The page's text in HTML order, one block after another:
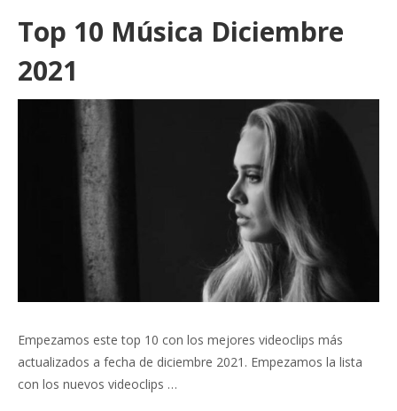
Top 10 Música Diciembre
2021
Empezamos este top 10 con los mejores videoclips más
actualizados a fecha de diciembre 2021. Empezamos la lista
con los nuevos videoclips …